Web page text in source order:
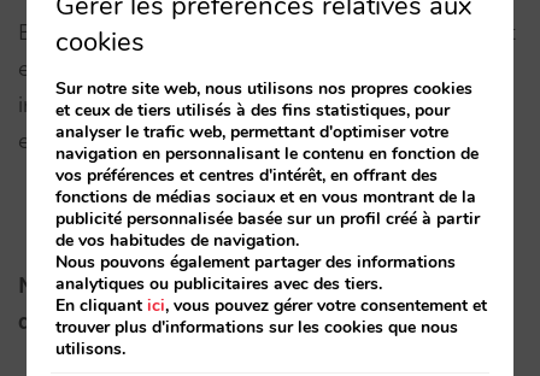
Bien sûr, votre site devra être attractif, convaincant
et proposer le meilleur, tant d’un point de vue
information, photos et contenus mais également
en tarif et accès à la dernière chambre disponible.
Nous ne parlons pas des recherches sur votre
destination:
cookies
Sur notre site web, nous utilisons nos propres cookies
et ceux de tiers utilisés à des fins statistiques, pour
analyser le trafic web, permettant d'optimiser votre
navigation en personnalisant le contenu en fonction de
vos préférences et centres d'intérêt, en offrant des
fonctions de médias sociaux et en vous montrant de la
publicité personnalisée basée sur un profil créé à partir
de vos habitudes de navigation.
Nous pouvons également partager des informations
analytiques ou publicitaires avec des tiers.
En cliquantici, vous pouvez gérer votre consentement et
trouver plus d'informations sur les cookies que nous
utilisons.